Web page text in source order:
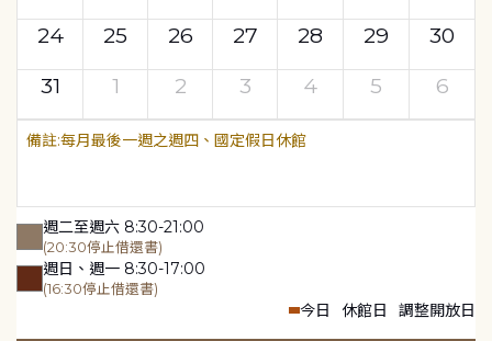
24
25 26 27 28 29
30
31
1 2 3 4 5 6
每月最後一週之週四、國定假日休館
週二至週六 8:30-21:00
(20:30停止借還書)
週日、週一 8:30-17:00
(16:30停止借還書)
今日 休館日 調整開放日